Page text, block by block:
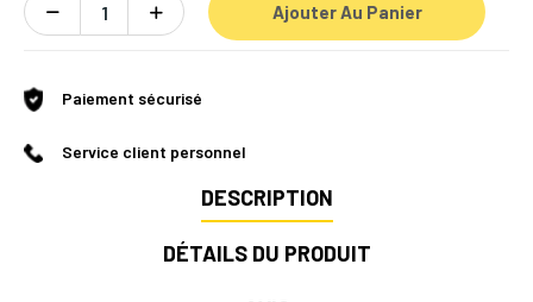
Ajouter Au Panier
Paiement sécurisé
Service client personnel
DESCRIPTION
DÉTAILS DU PRODUIT